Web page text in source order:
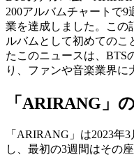
200アルバムチャートで
業を達成しました。この
ルバムとして初めてのこ
たこのニュースは、BTS
り、ファンや音楽業界に
「ARIRANG」
「ARIRANG」は2023年
し、最初の3週間はその